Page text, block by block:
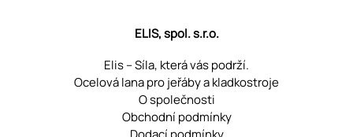
ELIS, spol. s.r.o.
Elis – Síla, která vás podrží.
Ocelová lana pro jeřáby a kladkostroje
O společnosti
Obchodní podmínky